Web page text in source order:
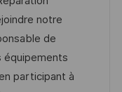
notre
de
équipements
participant à